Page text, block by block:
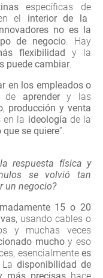
específicas
de
el interior de la
no es la
de negocio. Hay
flexibilidad y la
puede cambiar.
en los empleados o
de aprendery las
, producción y venta
en la ideología de la
se quiere”.
respuesta física y
se volvió tan
un negocio?
15 o 20
, usando cables o
y muchas veces
muchoy eso
esencialmente es
Ladisponibilidad de